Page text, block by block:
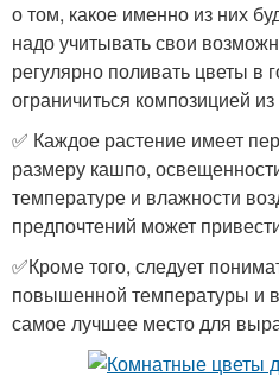
о том, какое именно из них
надо учитывать свои
регулярно поливать цветы в
ограничиться композицией
✅ Каждое растение имеет
размеру кашпо,
температуре и влажности
предпочтений может
✅Кроме того, следует
повышенной температуры и
самое лучшее место для